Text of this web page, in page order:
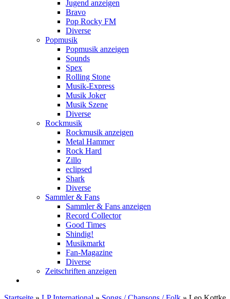
Jugend anzeigen
Bravo
Pop Rocky FM
Diverse
Popmusik
Popmusik anzeigen
Sounds
Spex
Rolling Stone
Musik-Express
Musik Joker
Musik Szene
Diverse
Rockmusik
Rockmusik anzeigen
Metal Hammer
Rock Hard
Zillo
eclipsed
Shark
Diverse
Sammler & Fans
Sammler & Fans anzeigen
Record Collector
Good Times
Shindig!
Musikmarkt
Fan-Magazine
Diverse
Zeitschriften anzeigen